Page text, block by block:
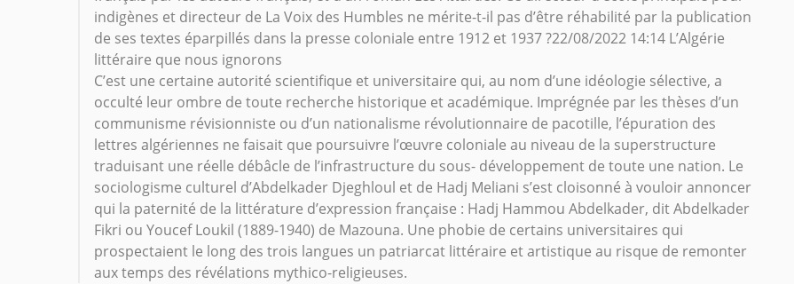
indigènes et directeur de La Voix des Humbles ne mérite-t-il pas d’être réhabilité par la publication
de ses textes éparpillés dans la presse coloniale entre 1912 et 1937 ?22/08/2022 14:14 L’Algérie
littéraire que nous ignorons
C’est une certaine autorité scientifique et universitaire qui, au nom d’une idéologie sélective, a
occulté leur ombre de toute recherche historique et académique. Imprégnée par les thèses d’un
communisme révisionniste ou d’un nationalisme révolutionnaire de pacotille, l’épuration des
lettres algériennes ne faisait que poursuivre l’œuvre coloniale au niveau de la superstructure
traduisant une réelle débâcle de l’infrastructure du sous- développement de toute une nation. Le
sociologisme culturel d’Abdelkader Djeghloul et de Hadj Meliani s’est cloisonné à vouloir annoncer
qui la paternité de la littérature d’expression française : Hadj Hammou Abdelkader, dit Abdelkader
Fikri ou Youcef Loukil (1889-1940) de Mazouna. Une phobie de certains universitaires qui
prospectaient le long des trois langues un patriarcat littéraire et artistique au risque de remonter
aux temps des révélations mythico-religieuses.